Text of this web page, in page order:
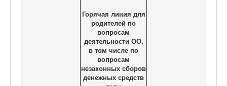
Горячая линия для
родителей по
вопросам
деятельности ОО,
в том числе по
вопросам
незаконных сборов
денежных средств